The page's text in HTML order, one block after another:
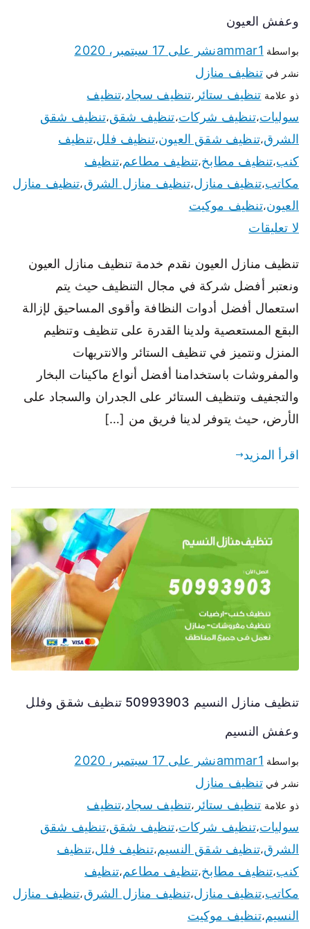
وعفش العيون
بواسطة ammar1نشر على 17 سبتمبر، 2020
نشر فيتنظيف منازل
ذو علامة تنظيف ستائر ،تنظيف سجاد،تنظيف
سوليات،تنظيف شركات،تنظيف شقق،تنظيف شقق
الشرق،تنظيف شقق العيون،تنظيف فلل،تنظيف
كنب،تنظيف مطابخ،تنظيف مطاعم،تنظيف
مكاتب،تنظيف منازل،تنظيف منازل الشرق،تنظيف منازل
العيون،تنظيف موكيت
لا تعليقات
تنظيف منازل العيون نقدم خدمة تنظيف منازل العيون
ونعتبر أفضل شركة في مجال التنظيف حيث يتم
استعمال أفضل أدوات النظافة وأقوى المساحيق لإزالة
البقع المستعصية ولدينا القدرة على تنظيف وتنظيم
المنزل ونتميز في تنظيف الستائر والانتريهات
والمفروشات باستخدامنا أفضل أنواع ماكينات البخار
والتجفيف وتنظيف الستائر على الجدران والسجاد على
الأرض، حيث يتوفر لدينا فريق من […]
اقرأ المزيد
تنظيف منازل النسيم 50993903 تنظيف شقق وفلل
وعفش النسيم
بواسطة ammar1نشر على 17 سبتمبر، 2020
نشر فيتنظيف منازل
ذو علامة تنظيف ستائر ،تنظيف سجاد،تنظيف
سوليات،تنظيف شركات،تنظيف شقق،تنظيف شقق
الشرق،تنظيف شقق النسيم،تنظيف فلل،تنظيف
كنب،تنظيف مطابخ،تنظيف مطاعم،تنظيف
مكاتب،تنظيف منازل،تنظيف منازل الشرق،تنظيف منازل
النسيم،تنظيف موكيت